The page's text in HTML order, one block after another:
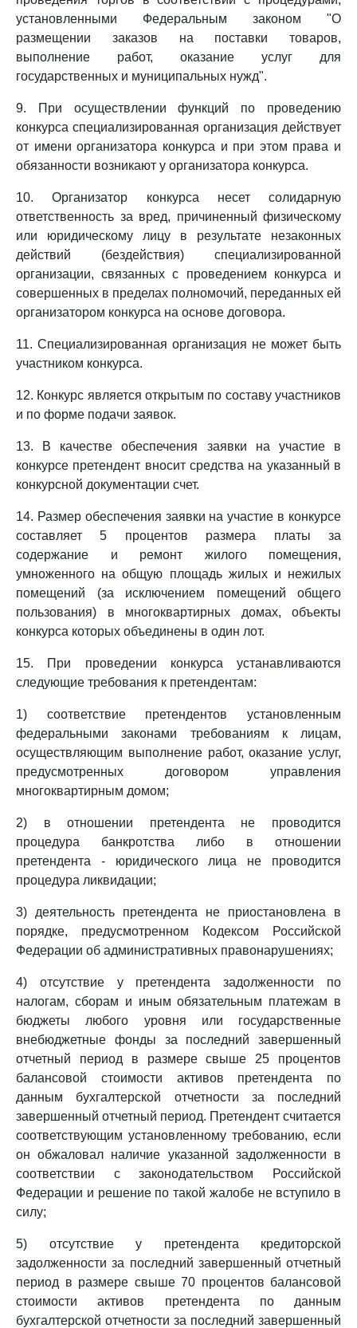
установленными Федеральным законом "О
размещении заказов на поставки товаров,
выполнение работ, оказание услуг для
государственных и муниципальных нужд".
9. При осуществлении функций по проведению
конкурса специализированная организация действует
от имени организатора конкурса и при этом права и
обязанности возникают у организатора конкурса.
10. Организатор конкурса несет солидарную
ответственность за вред, причиненный физическому
или юридическому лицу в результате незаконных
действий (бездействия) специализированной
организации, связанных с проведением конкурса и
совершенных в пределах полномочий, переданных ей
организатором конкурса на основе договора.
11. Специализированная организация не может быть
участником конкурса.
12. Конкурс является открытым по составу участников
и по форме подачи заявок.
13. В качестве обеспечения заявки на участие в
конкурсе претендент вносит средства на указанный в
конкурсной документации счет.
14. Размер обеспечения заявки на участие в конкурсе
составляет 5 процентов размера платы за
содержание и ремонт жилого помещения,
умноженного на общую площадь жилых и нежилых
помещений (за исключением помещений общего
пользования) в многоквартирных домах, объекты
конкурса которых объединены в один лот.
15. При проведении конкурса устанавливаются
следующие требования к претендентам:
1) соответствие претендентов установленным
федеральными законами требованиям к лицам,
осуществляющим выполнение работ, оказание услуг,
предусмотренных договором управления
многоквартирным домом;
2) в отношении претендента не проводится
процедура банкротства либо в отношении
претендента - юридического лица не проводится
процедура ликвидации;
3) деятельность претендента не приостановлена в
порядке, предусмотренном Кодексом Российской
Федерации об административных правонарушениях;
4) отсутствие у претендента задолженности по
налогам, сборам и иным обязательным платежам в
бюджеты любого уровня или государственные
внебюджетные фонды за последний завершенный
отчетный период в размере свыше 25 процентов
балансовой стоимости активов претендента по
данным бухгалтерской отчетности за последний
завершенный отчетный период. Претендент считается
соответствующим установленному требованию, если
он обжаловал наличие указанной задолженности в
соответствии с законодательством Российской
Федерации и решение по такой жалобе не вступило в
силу;
5) отсутствие у претендента кредиторской
задолженности за последний завершенный отчетный
период в размере свыше 70 процентов балансовой
стоимости активов претендента по данным
бухгалтерской отчетности за последний завершенный